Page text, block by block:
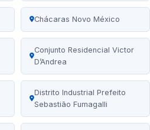
Chácaras Novo México
Conjunto Residencial Victor
D’Andrea
Distrito Industrial Prefeito
Sebastião Fumagalli